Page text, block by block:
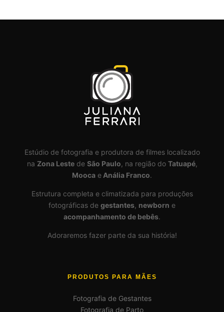
Estúdio de fotografia e produtora de filmes localizado
na Zona Lestede São Paulo, na região do Tatuapé,
Mooca e Anália Franco.
Estrutura completa e climatizada para produções
fotográficas de gestantes, newborn e
acompanhamento de bebês.
Adoraremos fazer parte da sua história!
PRODUTOS PARA MÃES
Fotografia de Gestantes
Fotografia de Parto